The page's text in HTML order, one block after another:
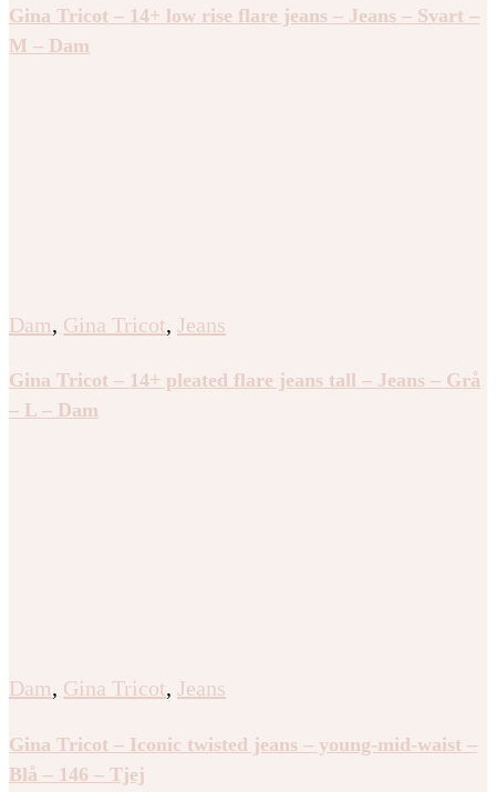
Gina Tricot – 14+ low rise flare jeans – Jeans – Svart –
M – Dam
Dam, Gina Tricot, Jeans
Gina Tricot – 14+ pleated flare jeans tall – Jeans – Grå
– L – Dam
Dam, Gina Tricot, Jeans
Gina Tricot – Iconic twisted jeans – young-mid-waist –
Blå – 146 – Tjej